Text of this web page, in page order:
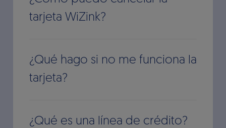
tarjeta WiZink?
¿Qué hago si no me funciona la
tarjeta?
¿Qué es una línea de crédito?